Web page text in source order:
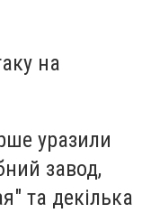
на
уразили
завод,
та декілька